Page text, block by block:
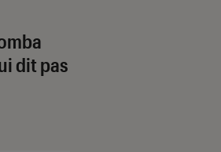
dit pas